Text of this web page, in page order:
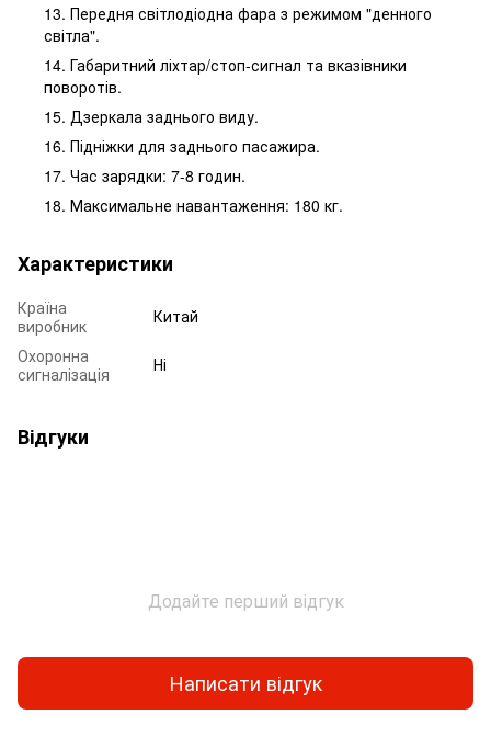
13. Передня світлодіодна фара з режимом "денного
світла".
14. Габаритний ліхтар/стоп-сигнал та вказівники
поворотів.
15. Дзеркала заднього виду.
16. Підніжки для заднього пасажира.
17. Час зарядки: 7-8 годин.
18. Максимальне навантаження: 180 кг.
Характеристики
Країна
виробник
Китай
Охоронна
сигналізація
Ні
Відгуки
Додайте перший відгук
Написати відгук